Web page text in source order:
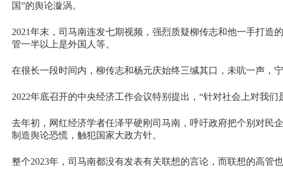
国”的舆论漩涡。
2021年末，司马南连发七期视频，强烈质疑柳传志和他一手打
管一半以上是外国人等。
在很长一段时间内，柳传志和杨元庆始终三缄其口，未吭一声，
2022年底召开的中央经济工作会议特别提出，“针对社会上对我
去年初，网红经济学者任泽平硬刚司马南，呼吁政府把个别对民
制造舆论恐慌，触犯国家大政方针。
整个2023年，司马南都没有发表有关联想的言论，而联想的高管